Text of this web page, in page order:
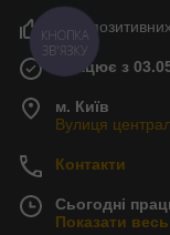
90%
Працює з
м. Київ
Вулиця
Контакти
Сьогодні
Показати
КНОПКА
ЗВ'ЯЗКУ